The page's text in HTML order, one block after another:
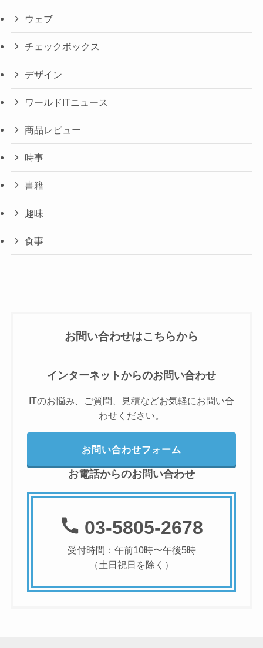
ウェブ
チェックボックス
デザイン
ワールドITニュース
商品レビュー
時事
書籍
趣味
食事
お問い合わせはこちらから
インターネットからのお問い合わせ
ITのお悩み、ご質問、見積などお気軽にお問い合
わせください。
お問い合わせフォーム
お電話からのお問い合わせ
03-5805-2678
受付時間：午前10時〜午後5時
（土日祝日を除く）